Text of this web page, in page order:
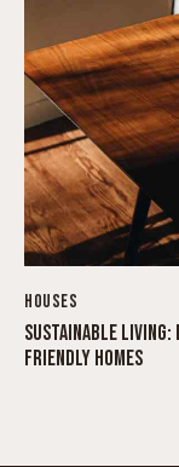
HOUSES
SUSTAINABLE LIVING:
FRIENDLY HOMES